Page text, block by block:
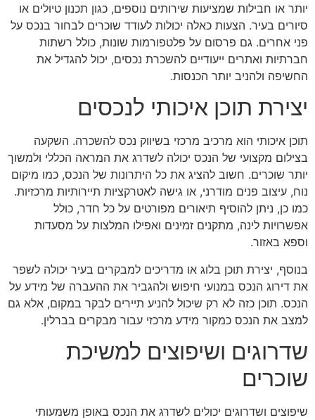
יותר או חבילות שמציעות שירותים נוספים, כגון תכנון טיולים או
סיורים בעיר. הצעות כאלה יכולות לעודד שוכרים לבחור בנכס על
פני אחרים. גם פרסום על פלטפורמות שונות, כולל רשתות
חברתיות ואתרים ייעודיים להשכרת נכסים, יכול להגדיל את
החשיפה ולהניב יותר הכנסות.
יצירת תוכן איכותי לנכסים
תוכן איכותי הוא מרכיב מרכזי בשיווק נכס להשכרה. השקעה
בצילום מקצועי של הנכס יכולה לשדרג את המראה הכללי ולמשוך
יותר שוכרים. חשוב להציג את כל היתרונות של הנכס, כמו מיקום
נוח, עיצוב פנים מודרני, או גישה לאטרקציות תיירותיות מרכזיות.
כמו כן, ניתן להוסיף תיאורים מפורטים על כל חדר, כולל
אפשרויות לינה, מתקנים זמינים ואפילו המלצות על מסעדות
וספא באזור.
בנוסף, יצירת תוכן בלוג או מדריכים למבקרים בעיר יכולה לשפר
את דירוג הנכס במנועי חיפוש ולהגביר את ההעברה של מידע על
הנכס. תוכן כזה לא רק שיכול להניע תיירים לבקר במקום, אלא גם
למצב את הנכס כמקור מידע מרכזי עבור מבקרים בברלין.
שדרוגים ושיפוצים למשיכת
שוכרים
שיפוצים ושדרוגים יכולים לשדרג את הנכס באופן משמעותי